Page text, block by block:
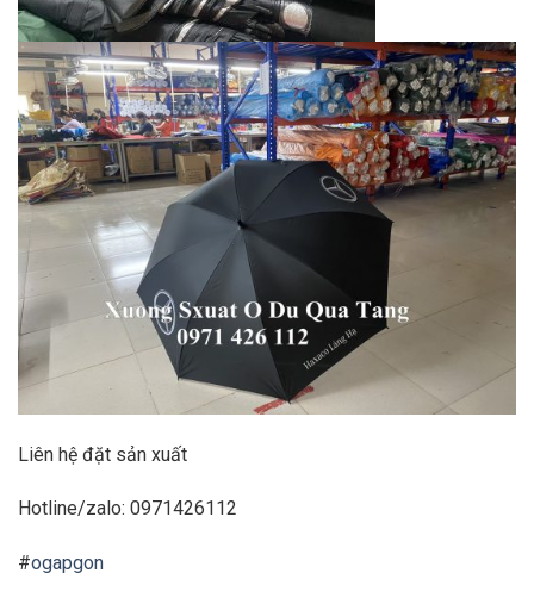
Liên hệ đặt sản xuất
Hotline/zalo: 0971426112
#ogapgon